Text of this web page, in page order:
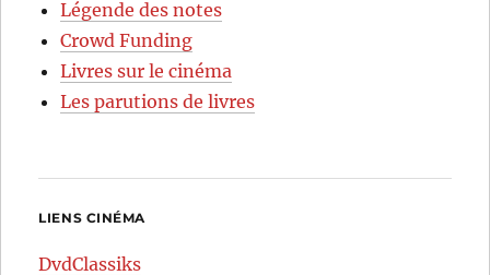
Légende des notes
Crowd Funding
Livres sur le cinéma
Les parutions de livres
LIENS CINÉMA
DvdClassiks